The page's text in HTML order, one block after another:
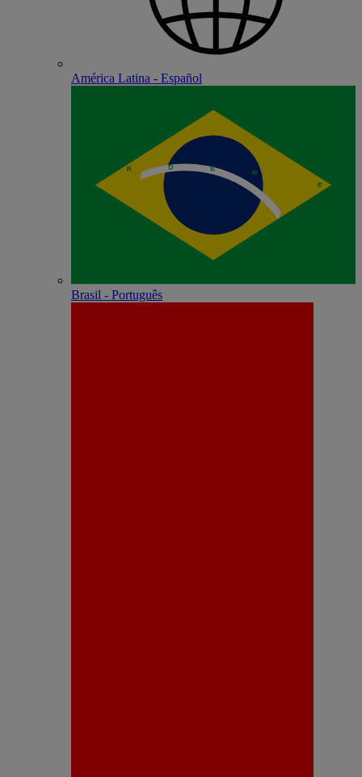
América Latina - Español
Brasil - Português